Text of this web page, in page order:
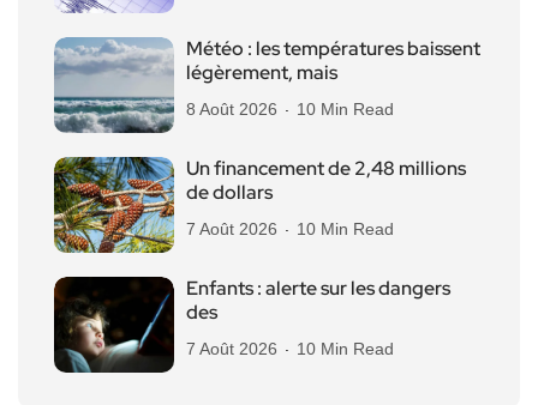
Météo : les températures baissent
légèrement, mais
8 Août 2026 10 Min Read
Un financement de 2,48 millions
de dollars
7 Août 2026 10 Min Read
Enfants : alerte sur les dangers
des
7 Août 2026 10 Min Read